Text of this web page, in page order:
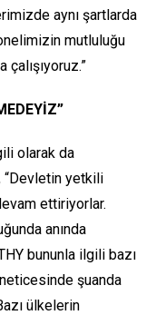
aynı şartlarda
mutluluğu
olarak da
“Devletin yetkili
ettiriyorlar.
anında
bununla ilgili bazı
şuanda
ülkelerin